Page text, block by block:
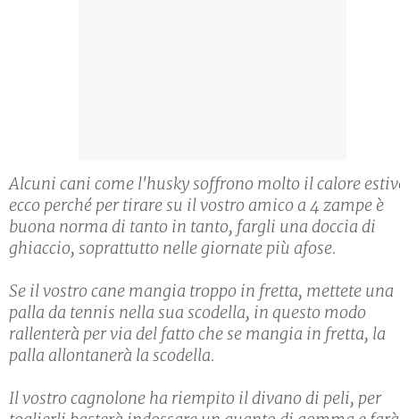
Alcuni cani come l'husky soffrono molto il calore
ecco perché per tirare su il vostro amico a 4 zampe è
buona norma di tanto in tanto, fargli una doccia di
ghiaccio, soprattutto nelle giornate più afose.
Se il vostro cane mangia troppo in fretta, mettete una
palla da tennis nella sua scodella, in questo modo
rallenterà per via del fatto che se mangia in fretta, la
palla allontanerà la scodella.
Il vostro cagnolone ha riempito il divano di peli, per